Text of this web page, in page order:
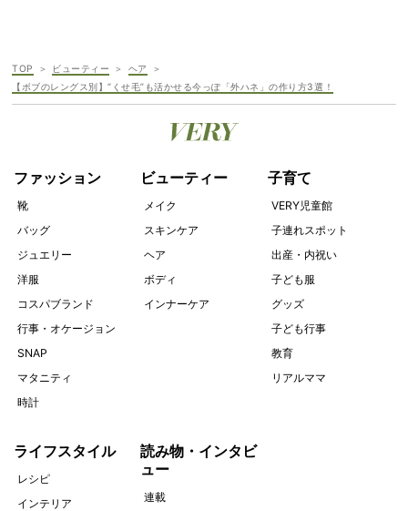
TOP ビューティー
ヘア
【ボブのレングス別】“くせ毛”も活かせる今っぽ「外ハネ」の作り方3選！
ファッション
靴
バッグ
ジュエリー
洋服
コスパブランド
行事・オケージョン
SNAP
マタニティ
時計
ビューティー
メイク
スキンケア
ヘア
ボディ
インナーケア
子育て
VERY児童館
子連れスポット
出産・内祝い
子ども服
グッズ
子ども行事
教育
リアルママ
ライフスタイル
レシピ
インテリア
読み物・インタビ
ュー
連載